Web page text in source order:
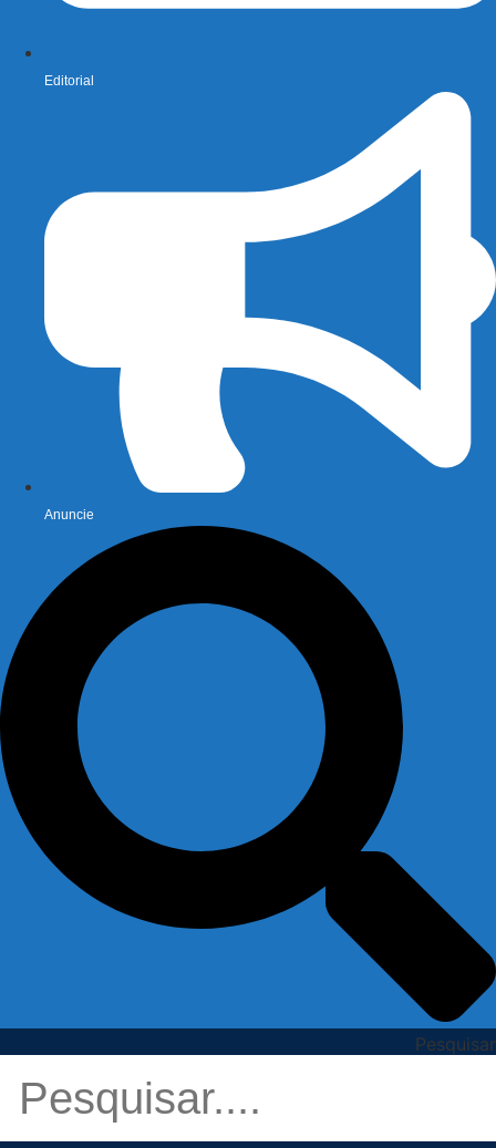
Editorial
Anuncie
Pesquisar